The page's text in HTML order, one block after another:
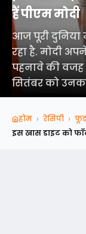
हैं पीएम मोदी
आज पूरी दुनिया
रहा है. मोदी
पहनावे की
सितंबर को
होम › रेसिपी ›